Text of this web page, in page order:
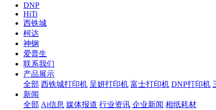
DNP
HiTi
西铁城
柯达
神钢
爱普生
联系我们
产品展示
全部 西铁城打印机 呈妍打印机 富士打印机 DNP打印机
新闻
全部 Ai信息 媒体报道 行业资讯 企业新闻 相纸耗材